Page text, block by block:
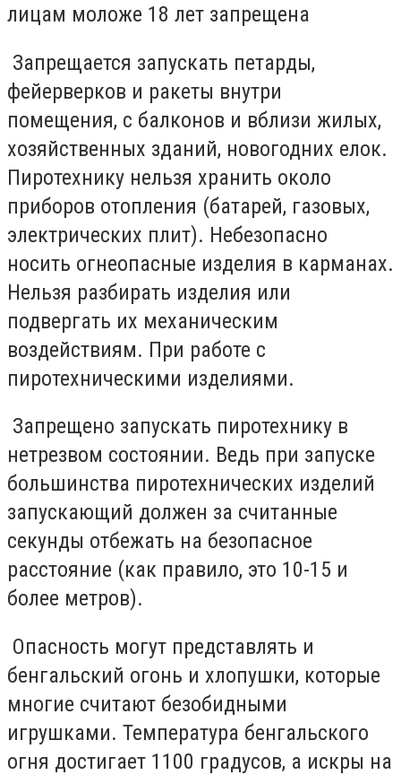
лицам моложе 18 лет запрещена
Запрещается запускать петарды,
фейерверков и ракеты внутри
помещения, с балконов и вблизи жилых,
хозяйственных зданий, новогодних елок.
Пиротехнику нельзя хранить около
приборов отопления (батарей, газовых,
электрических плит). Небезопасно
носить огнеопасные изделия в карманах.
Нельзя разбирать изделия или
подвергать их механическим
воздействиям. При работе с
пиротехническими изделиями.
Запрещено запускать пиротехнику в
нетрезвом состоянии. Ведь при запуске
большинства пиротехнических изделий
запускающий должен за считанные
секунды отбежать на безопасное
расстояние (как правило, это 10-15 и
более метров).
Опасность могут представлять и
бенгальский огонь и хлопушки, которые
многие считают безобидными
игрушками. Температура бенгальского
огня достигает 1100 градусов, а искры на